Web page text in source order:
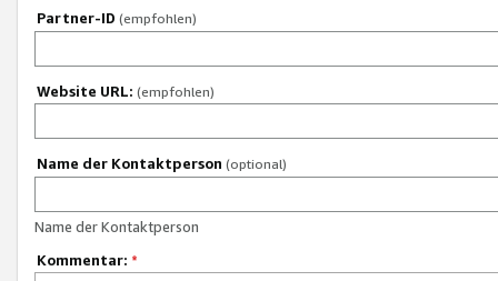
Partner-ID (empfohlen)
Website URL: (empfohlen)
Name der Kontaktperson (optional)
Name der Kontaktperson
Kommentar: *